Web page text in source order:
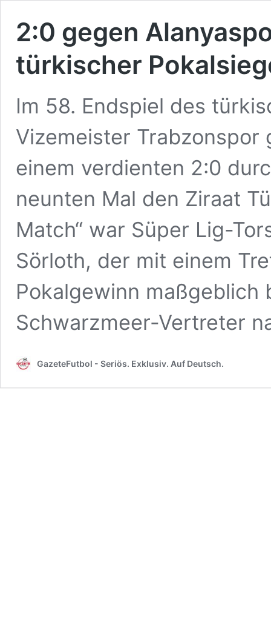
2:0 gegen
türkischer
Im 58. Endspiel des
Vizemeister Trabzonspor
einem verdienten 2:0
neunten Mal den Ziraat
Match“ war Süper Lig-
Sörloth, der mit einem
Pokalgewinn
Schwarzmeer-Vertreter
GazeteFutbol - Seriös. Exklusiv. Auf Deutsch.